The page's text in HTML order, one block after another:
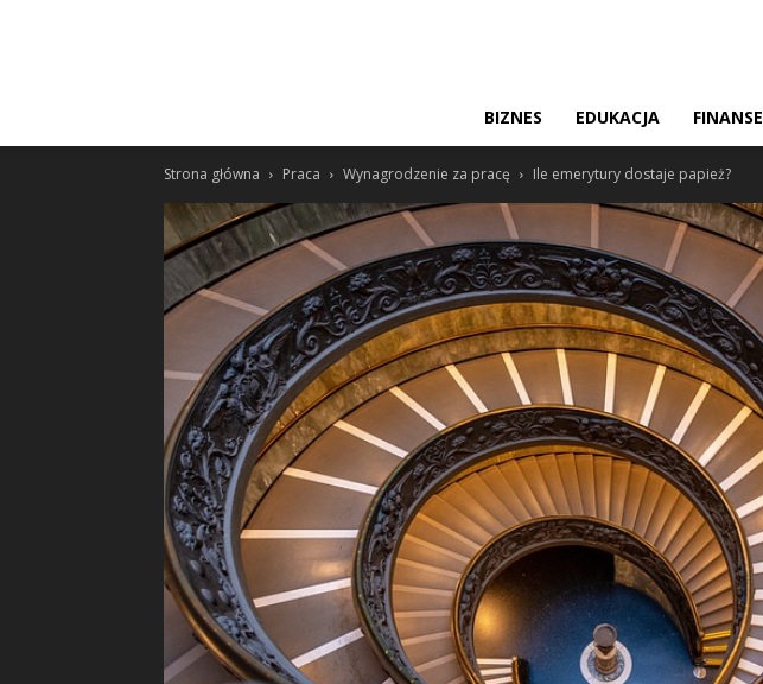
BIZNES EDUKACJA FINANSE
Strona główna Praca Wynagrodzenie za pracę Ile emerytury dostaje papież?